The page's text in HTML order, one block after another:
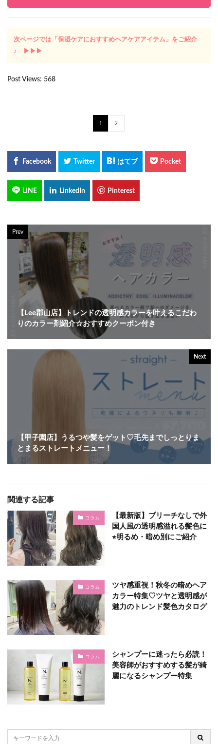
次ページでは「保湿ケアにおすすめヘアケアアイテム」をご紹介
♪ ▶︎▶︎▶︎
Post Views: 568
1 2
Prev
【Lee郡山店】トレンドの透明感カラーを叶えるこだわ
りのカラー剤紹介☆おすすめクーポン付き
Next
【甲子園店】うるつや髪をゲット♡毛先までしっとりま
とまるストレートメニュー！
関連する記事
コラム
【最新版】ブリーチなしで外
国人風の透明感溢れる髪色に
⭐︎明るめ・暗め別にご紹介
コラム
ツヤ感重視！秋冬の暗めヘア
カラー特集♡ツヤと透明感が
魅力のトレンド髪色カタログ
コラム
シャンプーに迷ったら必読！
美容師がおすすめする髪が綺
麗になるシャンプー特集